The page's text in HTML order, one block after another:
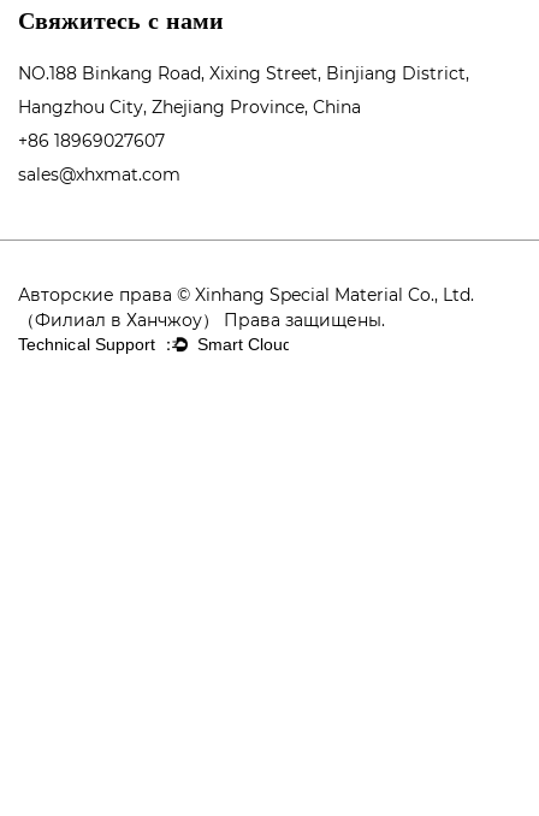
Свяжитесь с нами
NO.188 Binkang Road, Xixing Street, Binjiang District,
Hangzhou City, Zhejiang Province, China
+86 18969027607
sales@xhxmat.com
Авторские права © Xinhang Special Material Co., Ltd.
（Филиал в Ханчжоу） Права защищены.